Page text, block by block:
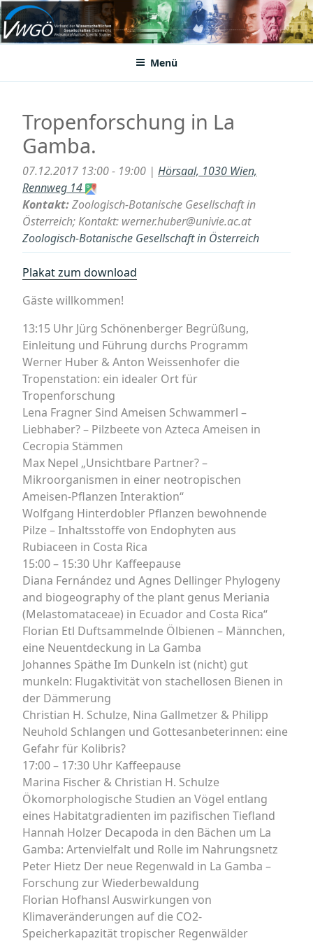
Zum
Inhalt
springenVWGÖ
Federation of Austrian Scientific Societies
Menü
Tropenforschung in La
Gamba.
07.12.2017 13:00 - 19:00 | Hörsaal, 1030 Wien,
Rennweg 14
Kontakt:Zoologisch-Botanische Gesellschaft in
Österreich; Kontakt: werner.huber@univie.ac.at
Zoologisch-Botanische Gesellschaft in Österreich
Plakat zum download
Gäste willkommen!
13:15 Uhr Jürg Schönenberger Begrüßung,
Einleitung und Führung durchs Programm
Werner Huber & Anton Weissenhofer die
Tropenstation: ein idealer Ort für
Tropenforschung
Lena Fragner Sind Ameisen Schwammerl –
Liebhaber? – Pilzbeete von Azteca Ameisen in
Cecropia Stämmen
Max Nepel „Unsichtbare Partner? –
Mikroorganismen in einer neotropischen
Ameisen-Pflanzen Interaktion“
Wolfgang Hinterdobler Pflanzen bewohnende
Pilze – Inhaltsstoffe von Endophyten aus
Rubiaceen in Costa Rica
15:00 – 15:30 Uhr Kaffeepause
Diana Fernández und Agnes Dellinger Phylogeny
and biogeography of the plant genus Meriania
(Melastomataceae) in Ecuador and Costa Rica“
Florian Etl Duftsammelnde Ölbienen – Männchen,
eine Neuentdeckung in La Gamba
Johannes Späthe Im Dunkeln ist (nicht) gut
munkeln: Flugaktivität von stachellosen Bienen in
der Dämmerung
Christian H. Schulze, Nina Gallmetzer & Philipp
Neuhold Schlangen und Gottesanbeterinnen: eine
Gefahr für Kolibris?
17:00 – 17:30 Uhr Kaffeepause
Marina Fischer & Christian H. Schulze
Ökomorphologische Studien an Vögel entlang
eines Habitatgradienten im pazifischen Tiefland
Hannah Holzer Decapoda in den Bächen um La
Gamba: Artenvielfalt und Rolle im Nahrungsnetz
Peter Hietz Der neue Regenwald in La Gamba –
Forschung zur Wiederbewaldung
Florian Hofhansl Auswirkungen von
Klimaveränderungen auf die CO2-
Speicherkapazität tropischer Regenwälder